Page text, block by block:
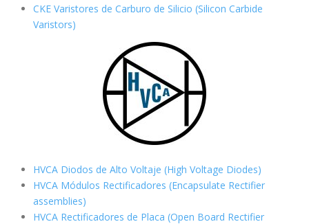
CKE Varistores de Carburo de Silicio (Silicon Carbide
Varistors)
HVCA Diodos de Alto Voltaje (High Voltage Diodes)
HVCA Módulos Rectificadores (Encapsulate Rectifier
assemblies)
HVCA Rectificadores de Placa (Open Board Rectifier